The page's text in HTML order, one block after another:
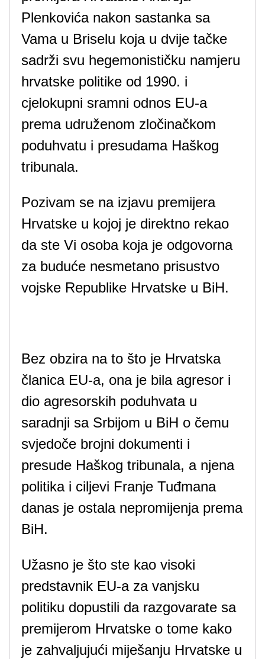
Plenkovića nakon sastanka sa
Vama u Briselu koja u dvije tačke
sadrži svu hegemonističku namjeru
hrvatske politike od 1990. i
cjelokupni sramni odnos EU-a
prema udruženom zločinačkom
poduhvatu i presudama Haškog
tribunala.
Pozivam se na izjavu premijera
Hrvatske u kojoj je direktno rekao
da ste Vi osoba koja je odgovorna
za buduće nesmetano prisustvo
vojske Republike Hrvatske u BiH.
Bez obzira na to što je Hrvatska
članica EU-a, ona je bila agresor i
dio agresorskih poduhvata u
saradnji sa Srbijom u BiH o čemu
svjedoče brojni dokumenti i
presude Haškog tribunala, a njena
politika i ciljevi Franje Tuđmana
danas je ostala nepromijenja prema
BiH.
Užasno je što ste kao visoki
predstavnik EU-a za vanjsku
politiku dopustili da razgovarate sa
premijerom Hrvatske o tome kako
je zahvaljujući miješanju Hrvatske u